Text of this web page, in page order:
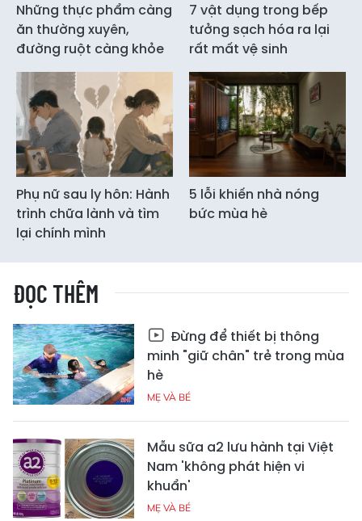
Những thực phẩm càng
ăn thường xuyên,
đường ruột càng khỏe
7 vật dụng trong bếp
tưởng sạch hóa ra lại
rất mất vệ sinh
Phụ nữ sau ly hôn: Hành
trình chữa lành và tìm
lại chính mình
5 lỗi khiến nhà nóng
bức mùa hè
ĐỌC THÊM
Đừng để thiết bị thông
minh "giữ chân" trẻ trong mùa
hè
MẸ VÀ BÉ
Mẫu sữa a2 lưu hành tại Việt
Nam 'không phát hiện vi
khuẩn'
MẸ VÀ BÉ